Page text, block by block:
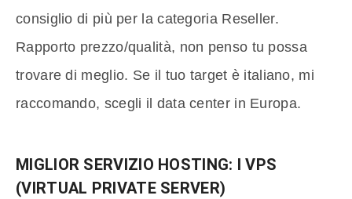
consiglio di più per la categoria Reseller.
Rapporto prezzo/qualità, non penso tu possa
trovare di meglio. Se il tuo target è italiano, mi
raccomando, scegli il data center in Europa.
MIGLIOR SERVIZIO HOSTING: I VPS
(VIRTUAL PRIVATE SERVER)